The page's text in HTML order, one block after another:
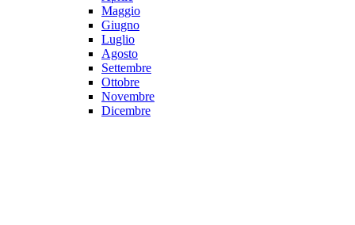
Maggio
Giugno
Luglio
Agosto
Settembre
Ottobre
Novembre
Dicembre